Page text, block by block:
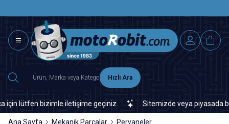
Hızlı Ara
lütfen bizimle iletişime geçiniz. Sitemizde veya piyasada
Ana Sayfa Mekanik Parçalar Pervaneler